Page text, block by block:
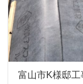
富山市K様邸工